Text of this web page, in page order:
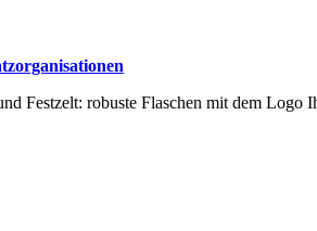
Festzelt: robuste Flaschen mit dem Logo